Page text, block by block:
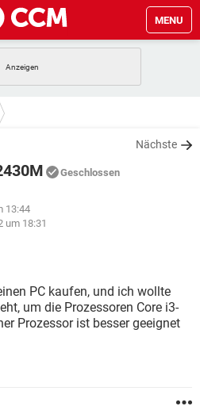
MENU
TIKTOK
STREAMING
INSTAGRAM
TIKTOK
HARDWARE
INSTAGRAM
Nächste
Geschlossen
13:44
um 18:31
PC kaufen, und ich wollte
um die Prozessoren Core i3-
Prozessor ist besser geeignet